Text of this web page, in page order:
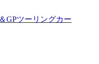
GPツーリングカー